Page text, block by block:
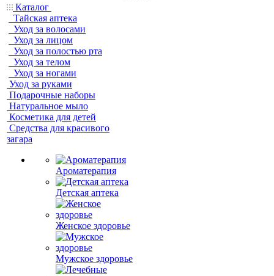
Каталог
Тайская аптека
Уход за волосами
Уход за лицом
Уход за полостью рта
Уход за телом
Уход за ногами
Уход за руками
Подарочные наборы
Натуральное мыло
Косметика для детей
Средства для красивого
загара
Ароматерапия
Детская аптека
Женское здоровье
Мужское здоровье